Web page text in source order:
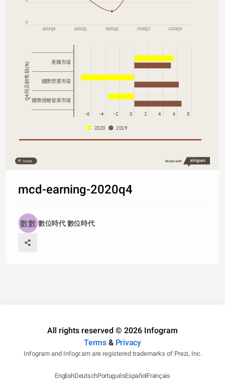
0
2019Q4 2020Q1 2020Q2 2020Q3 2020Q4
美國市場
國際營運市場
國際授權發展市場
-6 -4 -2 0 2 4 6 8
Q4同店銷售額(%)
2020 2019
Share Made with
mcd-earning-2020q4
數位時代 數位時代
All rights reserved © 2026 Infogram
Terms& Privacy
Infogram and Infogr.am are registered trademarks of Prezi, Inc.
EnglishDeutschPortuguêsEspañolFrançais